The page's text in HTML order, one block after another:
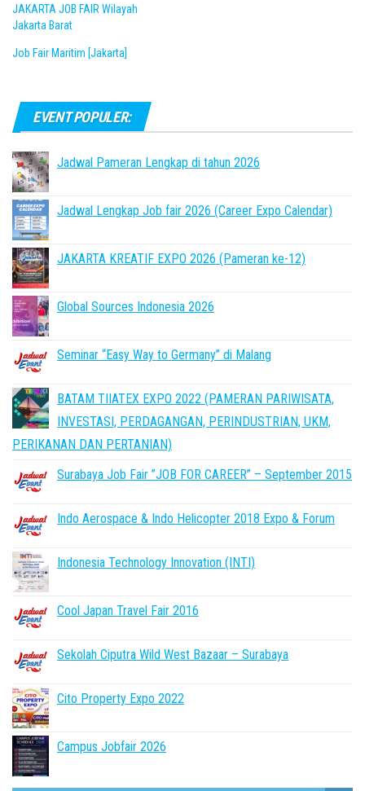
JAKARTA JOB FAIR Wilayah
Jakarta Barat
Job Fair Maritim [Jakarta]
EVENT POPULER:
Jadwal Pameran Lengkap di tahun 2026
Jadwal Lengkap Job fair 2026 (Career Expo Calendar)
JAKARTA KREATIF EXPO 2026 (Pameran ke-12)
Global Sources Indonesia 2026
Seminar “Easy Way to Germany” di Malang
BATAM TIIATEX EXPO 2022 (PAMERAN PARIWISATA,
INVESTASI, PERDAGANGAN, PERINDUSTRIAN, UKM,
PERIKANAN DAN PERTANIAN)
Surabaya Job Fair ”JOB FOR CAREER” – September 2015
Indo Aerospace & Indo Helicopter 2018 Expo & Forum
Indonesia Technology Innovation (INTI)
Cool Japan Travel Fair 2016
Sekolah Ciputra Wild West Bazaar – Surabaya
Cito Property Expo 2022
Campus Jobfair 2026